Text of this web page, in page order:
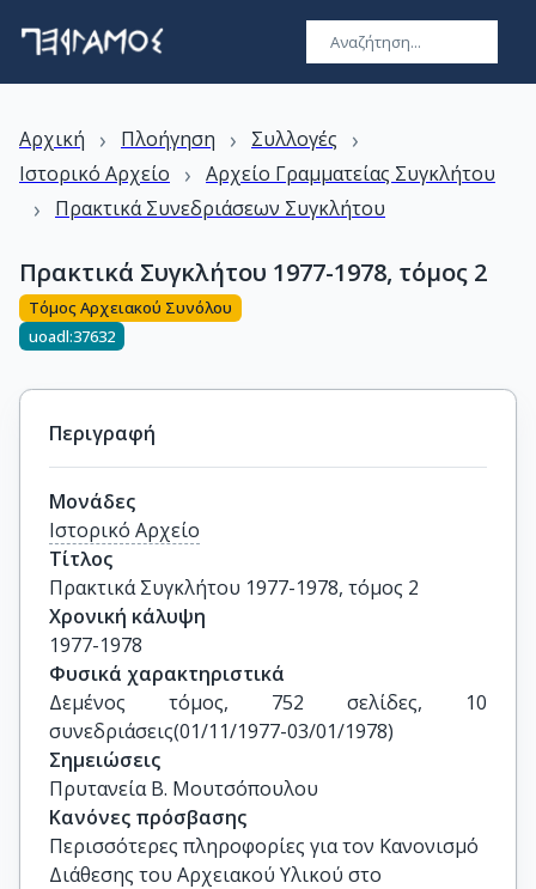
Αρχική › Πλοήγηση › Συλλογές ›
Ιστορικό Αρχείο › Αρχείο Γραμματείας Συγκλήτου
› Πρακτικά Συνεδριάσεων Συγκλήτου
Πρακτικά Συγκλήτου 1977-1978, τόμος 2
Τόμος Αρχειακού Συνόλου
uoadl:37632
Περιγραφή
Μονάδες
Ιστορικό Αρχείο
Τίτλος
Πρακτικά Συγκλήτου 1977-1978, τόμος 2
Χρονική κάλυψη
1977-1978
Φυσικά χαρακτηριστικά
Δεμένος τόμος, 752 σελίδες, 10
συνεδριάσεις(01/11/1977-03/01/1978)
Σημειώσεις
Πρυτανεία Β. Μουτσόπουλου
Κανόνες πρόσβασης
Περισσότερες πληροφορίες για τον Κανονισμό
Διάθεσης του Αρχειακού Υλικού στο